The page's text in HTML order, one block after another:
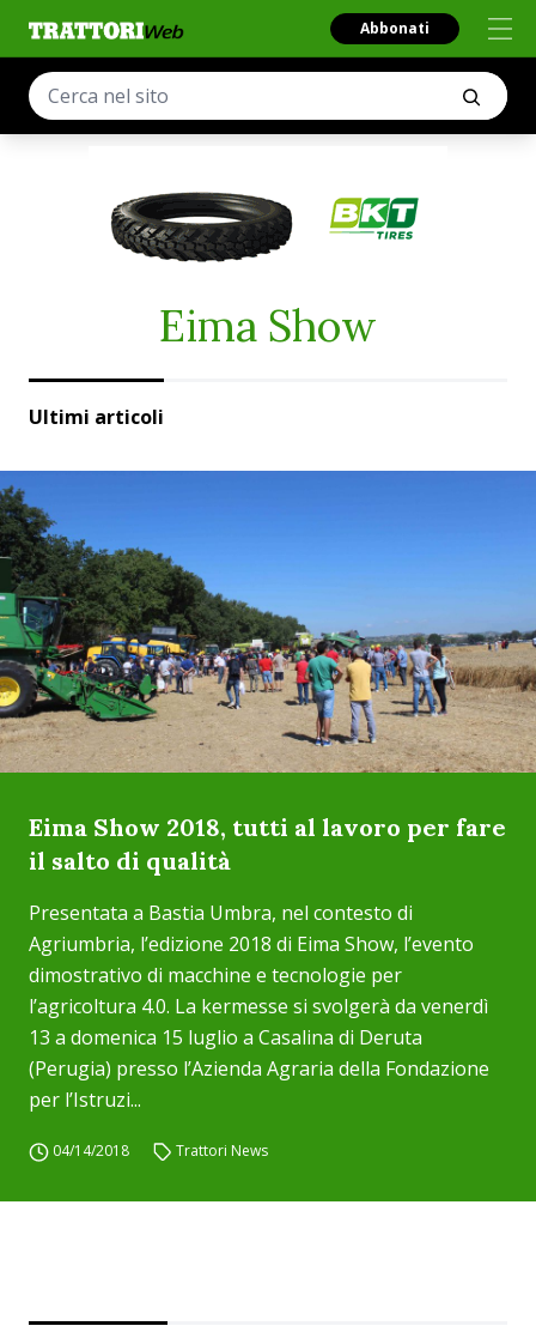
Abbonati
Eima Show
Ultimi articoli
Eima Show 2018, tutti al lavoro per fare
il salto di qualità
Presentata a Bastia Umbra, nel contesto di
Agriumbria, l’edizione 2018 di Eima Show, l’evento
dimostrativo di macchine e tecnologie per
l’agricoltura 4.0. La kermesse si svolgerà da venerdì
13 a domenica 15 luglio a Casalina di Deruta
(Perugia) presso l’Azienda Agraria della Fondazione
per l’Istruzi...
04/14/2018 Trattori News